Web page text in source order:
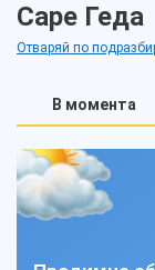
Саре Геда
Отваряй по
В момента